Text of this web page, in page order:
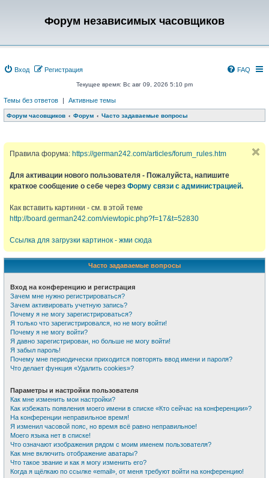
Форум независимых часовщиков
Вход Регистрация FAQ
Текущее время: Вс авг 09, 2026 5:10 pm
Темы без ответов | Активные темы
Форум часовщиков Форум Часто задаваемые вопросы
Правила форума: https://german242.com/articles/forum_rules.htm
Для активации нового пользователя - Пожалуйста, напишите
краткое сообщение о себе через Форму связи с администрацией.
Как вставить картинки - см. в этой теме
http://board.german242.com/viewtopic.php?f=17&t=52830
Ссылка для загрузки картинок - жми сюда
Часто задаваемые вопросы
Вход на конференцию и регистрация
Зачем мне нужно регистрироваться?
Зачем активировать учетную запись?
Почему я не могу зарегистрироваться?
Я только что зарегистрировался, но не могу войти!
Почему я не могу войти?
Я давно зарегистрирован, но больше не могу войти!
Я забыл пароль!
Почему мне периодически приходится повторять ввод имени и пароля?
Что делает функция «Удалить cookies»?
Параметры и настройки пользователя
Как мне изменить мои настройки?
Как избежать появления моего имени в списке «Кто сейчас на конференции»?
На конференции неправильное время!
Я изменил часовой пояс, но время всё равно неправильное!
Моего языка нет в списке!
Что означают изображения рядом с моим именем пользователя?
Как мне включить отображение аватары?
Что такое звание и как я могу изменить его?
Когда я щёлкаю по ссылке «email», от меня требуют войти на конференцию!